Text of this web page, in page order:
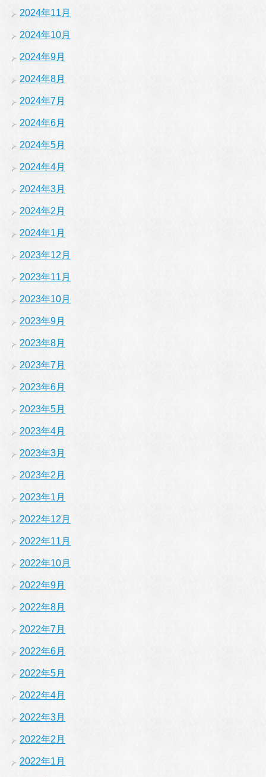
2024年11月
2024年10月
2024年9月
2024年8月
2024年7月
2024年6月
2024年5月
2024年4月
2024年3月
2024年2月
2024年1月
2023年12月
2023年11月
2023年10月
2023年9月
2023年8月
2023年7月
2023年6月
2023年5月
2023年4月
2023年3月
2023年2月
2023年1月
2022年12月
2022年11月
2022年10月
2022年9月
2022年8月
2022年7月
2022年6月
2022年5月
2022年4月
2022年3月
2022年2月
2022年1月